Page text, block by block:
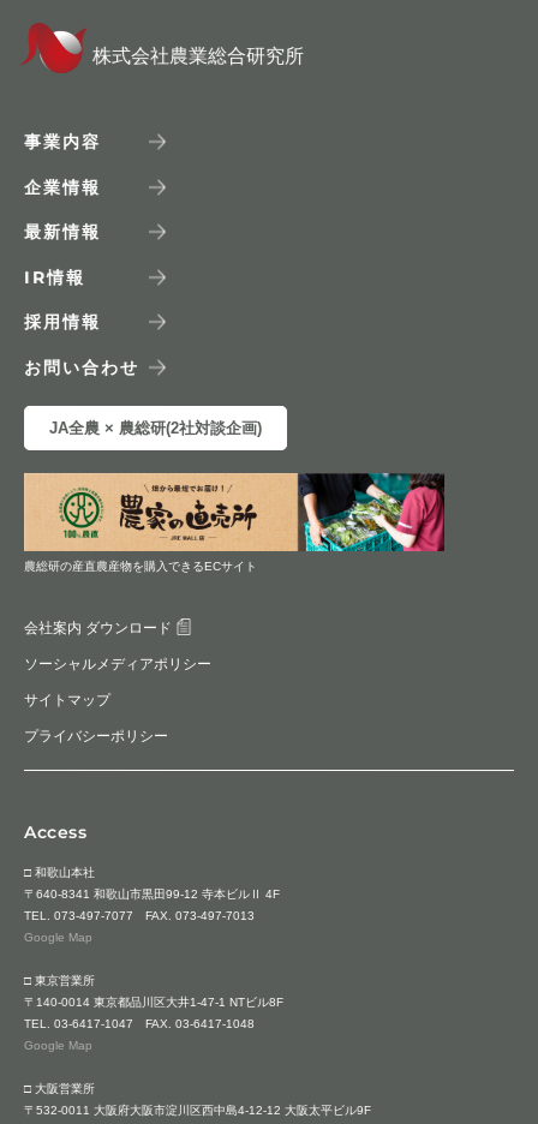
株式会社農業総合研究所
事業内容
企業情報
最新情報
IR情報
採用情報
お問い合わせ
JA全農 × 農総研(2社対談企画)
農総研の産直農産物を購入できるECサイト
会社案内 ダウンロード
ソーシャルメディアポリシー
サイトマップ
プライバシーポリシー
Access
□ 和歌山本社
〒640-8341 和歌山市黒田99-12 寺本ビルⅡ 4F
TEL. 073-497-7077 FAX. 073-497-7013
Google Map
□ 東京営業所
〒140-0014 東京都品川区大井1-47-1 NTビル8F
TEL. 03-6417-1047 FAX. 03-6417-1048
Google Map
□ 大阪営業所
〒532-0011 大阪府大阪市淀川区西中島4-12-12 大阪太平ビル9F